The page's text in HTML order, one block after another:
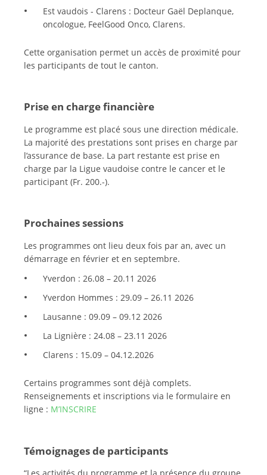
Est vaudois - Clarens : Docteur Gaël Deplanque,
oncologue, FeelGood Onco, Clarens.
Cette organisation permet un accès de proximité pour
les participants de tout le canton.
Prise en charge financière
Le programme est placé sous une direction médicale.
La majorité des prestations sont prises en charge par
l’assurance de base. La part restante est prise en
charge par la Ligue vaudoise contre le cancer et le
participant (Fr. 200.-).
Prochaines sessions
Les programmes ont lieu deux fois par an, avec un
démarrage en février et en septembre.
Yverdon : 26.08 – 20.11 2026
Yverdon Hommes : 29.09 – 26.11 2026
Lausanne : 09.09 – 09.12 2026
La Lignière : 24.08 – 23.11 2026
Clarens : 15.09 – 04.12.2026
Certains programmes sont déjà complets.
Renseignements et inscriptions via le formulaire en
ligne : M’INSCRIRE
Témoignages de participants